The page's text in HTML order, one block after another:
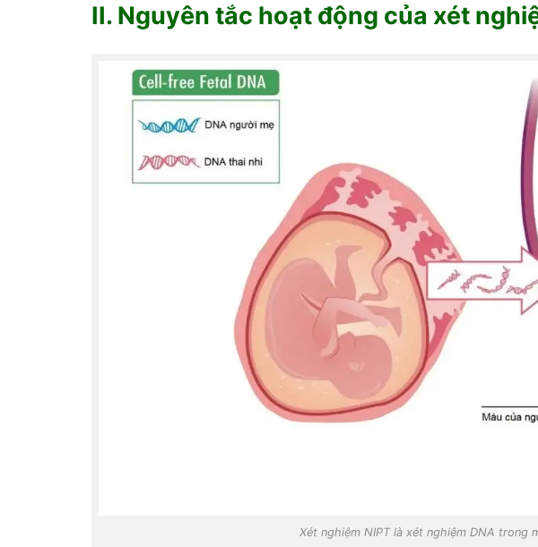
II. Nguyên tắc hoạt động của xét
Xét nghiệm NIPT là xét nghiệm DNA trong